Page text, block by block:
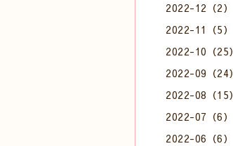
2022-12（2）
2022-11（5）
2022-10（25）
2022-09（24）
2022-08（15）
2022-07（6）
2022-06（6）